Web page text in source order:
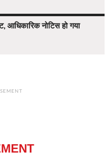
आधिकारिक नोटिस हो गया